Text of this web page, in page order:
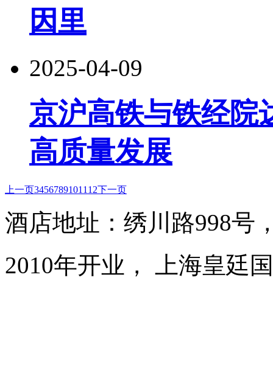
因里
2025-04-09
京沪高铁与铁经院
高质量发展
上一页34567891011 12下一页
酒店地址：绣川路998号
2010年开业， 上海皇